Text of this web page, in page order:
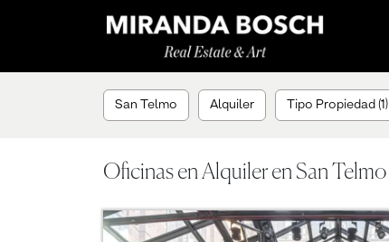
San Telmo Alquiler Tipo Propiedad (1)
Oficinas en Alquiler en San Telmo